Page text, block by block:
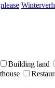
Building land